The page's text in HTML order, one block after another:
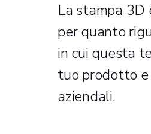
La stampa 3D
per quanto
in cui questa
tuo prodotto
aziendali.